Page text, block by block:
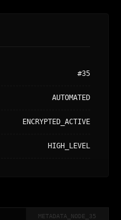
#35
AUTOMATED
ENCRYPTED_ACTIVE
HIGH_LEVEL
METADATA_NODE_35